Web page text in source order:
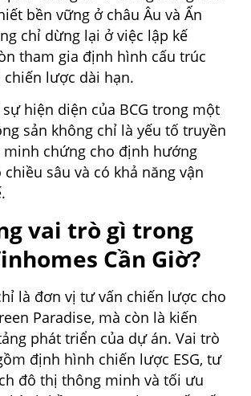
bền vững ở châu Âu và Ấn
chỉ dừng lại ở việc lập kế
tham gia định hình cấu trúc
lược dài hạn.
hiện diện của BCG trong một
sản không chỉ là yếu tố truyền
minh chứng cho định hướng
sâu và có khả năng vận
vai trò gì trong
Cần Giờ?
là đơn vị tư vấn chiến lược cho
Paradise, mà còn là kiến
phát triển của dự án. Vai trò
định hình chiến lược ESG, tư
đô thị thông minh và tối ưu